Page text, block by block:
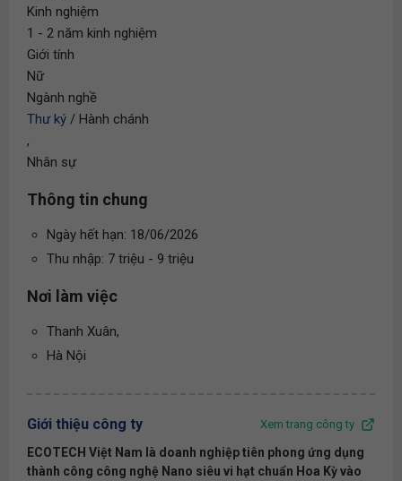
Kinh nghiệm
1 - 2 năm kinh nghiệm
Giới tính
Nữ
Ngành nghề
Thư ký / Hành chánh
,
Nhân sự
Thông tin chung
Ngày hết hạn: 18/06/2026
Thu nhập: 7 triệu - 9 triệu
Nơi làm việc
Thanh Xuân,
Hà Nội
Giới thiệu công ty Xem trang công ty
ECOTECH Việt Nam là doanh nghiệp tiên phong ứng dụng
thành công công nghệ Nano siêu vi hạt chuẩn Hoa Kỳ vào